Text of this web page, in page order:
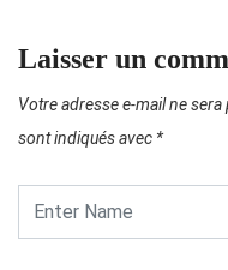
Laisser un
Votre adresse e-mail ne sera
sont indiqués avec *